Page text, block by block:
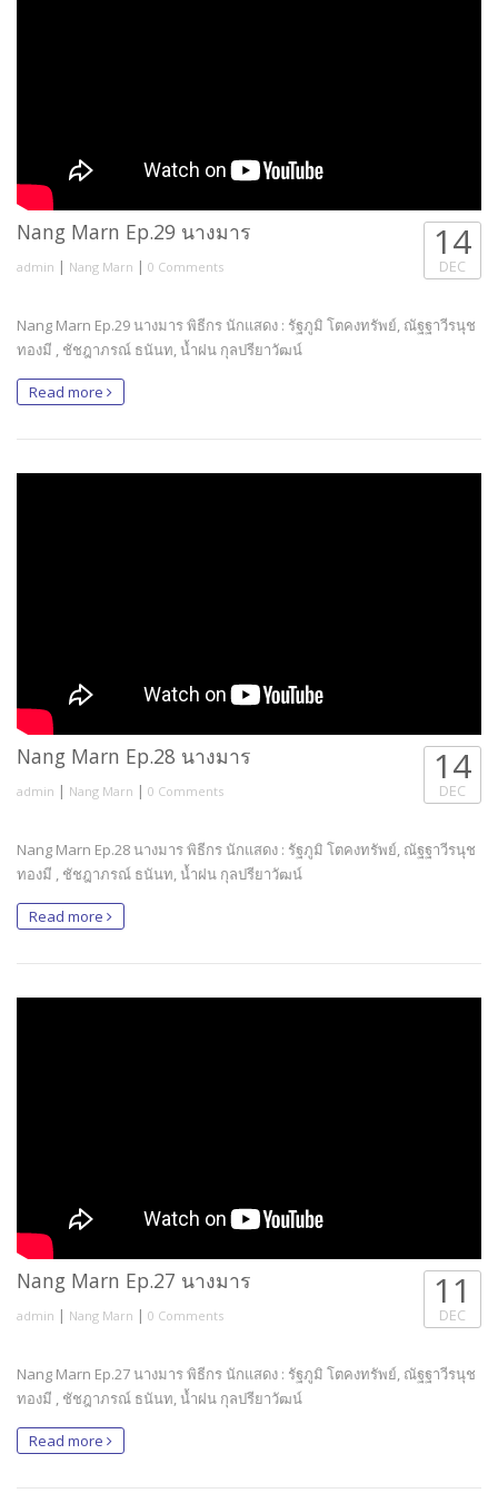
Nang Marn Ep.29 นางมาร
admin | Nang Marn | 0 Comments
14
DEC
Nang Marn Ep.29 นางมาร พิธีกร นักแสดง : รัฐภูมิ โตคงทรัพย์, ณัฐฐาวีรนุช
ทองมี , ชัชฎาภรณ์ ธนันท, น้ำฝน กุลปรียาวัฒน์
Read more
Nang Marn Ep.28 นางมาร
admin | Nang Marn | 0 Comments
14
DEC
Nang Marn Ep.28 นางมาร พิธีกร นักแสดง : รัฐภูมิ โตคงทรัพย์, ณัฐฐาวีรนุช
ทองมี , ชัชฎาภรณ์ ธนันท, น้ำฝน กุลปรียาวัฒน์
Read more
Nang Marn Ep.27 นางมาร
admin | Nang Marn | 0 Comments
11
DEC
Nang Marn Ep.27 นางมาร พิธีกร นักแสดง : รัฐภูมิ โตคงทรัพย์, ณัฐฐาวีรนุช
ทองมี , ชัชฎาภรณ์ ธนันท, น้ำฝน กุลปรียาวัฒน์
Read more